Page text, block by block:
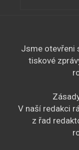
Jsme otevřeni
tiskové
V naší redakci
z řad